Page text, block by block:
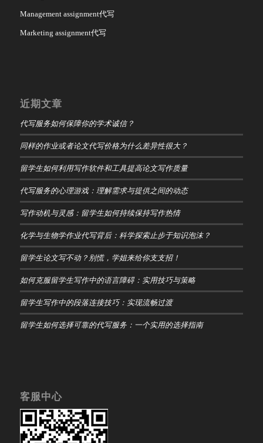
Management assignment代写
Marketing assignment代写
近期文章
代写服务如何保障你的学术诚信？
同样的作业或者论文代写价格为什么差异性很大？
留学生如何利用写作软件和工具提高论文写作质量
代写服务的心理游戏：理解需求与提供之间的动态
写作动机与灵感：留学生如何持续保持写作热情
化学与生物学作业代写背后：科学探索止步于知识泡沫？
留学生论文写不动？别慌，学姐来给你支支招！
如何克服留学生写作中的语言障碍：实用技巧与策略
留学生写作中的段落连接技巧：实现流畅过渡
留学生如何选择可靠的代写服务：一个实用的选择指南
客服中心